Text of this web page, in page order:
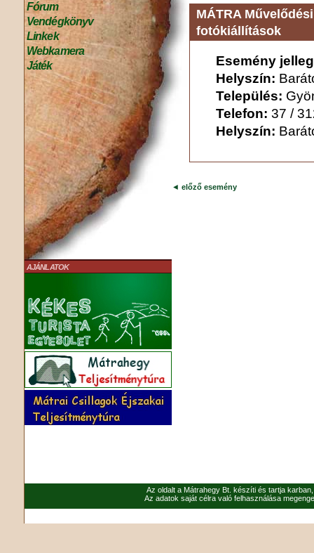
Fórum
Vendégkönyv
Linkek
Webkamera
Játék
AJÁNLATOK
MÁTRA
fotókiállítások
Esemény
Helyszín:
Település:
Telefon: 37 /
Helyszín:
◄ előző esemény
Az oldalt a Mátrahegy Bt. készíti és tartja
Az adatok saját célra való felhasználása